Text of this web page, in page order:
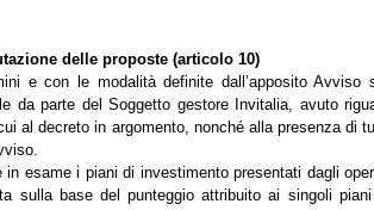
delle proposte (articolo 10)
e con le modalità definite dall’apposito Avviso
da parte del Soggetto gestore Invitalia, avuto
al decreto in argomento, nonché alla presenza di
in esame i piani di investimento presentati dagli
sulla base del punteggio attribuito ai singoli